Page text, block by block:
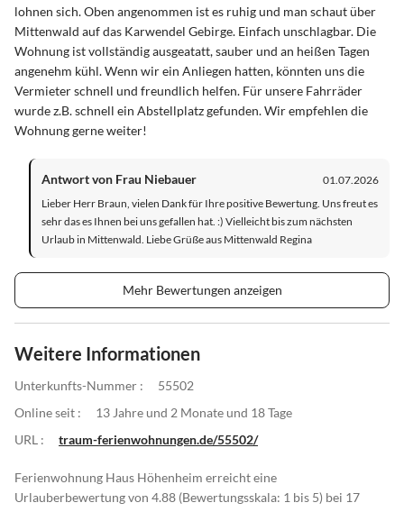
lohnen sich. Oben angenommen ist es ruhig und man schaut über
Mittenwald auf das Karwendel Gebirge. Einfach unschlagbar. Die
Wohnung ist vollständig ausgeatatt, sauber und an heißen Tagen
angenehm kühl. Wenn wir ein Anliegen hatten, könnten uns die
Vermieter schnell und freundlich helfen. Für unsere Fahrräder
wurde z.B. schnell ein Abstellplatz gefunden. Wir empfehlen die
Wohnung gerne weiter!
Antwort von Frau Niebauer
01.07.2026
Lieber Herr Braun, vielen Dank für Ihre positive Bewertung. Uns freut es
sehr das es Ihnen bei uns gefallen hat. :) Vielleicht bis zum nächsten
Urlaub in Mittenwald. Liebe Grüße aus Mittenwald Regina
Mehr Bewertungen anzeigen
Weitere Informationen
Unterkunfts-Nummer :
55502
Online seit :
13 Jahre und 2 Monate und 18 Tage
URL :
traum-ferienwohnungen.de/55502/
Ferienwohnung Haus Höhenheim erreicht eine
Urlauberbewertung von 4.88 (Bewertungsskala: 1 bis 5) bei 17